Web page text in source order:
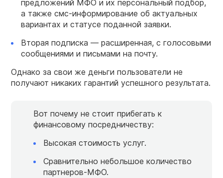
предложений МФО и их персональный подбор,
а также смс-информирование об актуальных
вариантах и статусе поданной заявки.
Вторая подписка — расширенная, с голосовыми
сообщениями и письмами на почту.
Однако за свои же деньги пользователи не
получают никаких гарантий успешного результата.
Вот почему не стоит прибегать к
финансовому посредничеству:
Высокая стоимость услуг.
Сравнительно небольшое количество
партнеров-МФО.